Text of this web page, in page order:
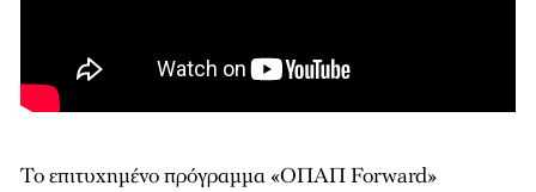
Το επιτυχημένο πρόγραμμα «ΟΠΑΠ Forward»